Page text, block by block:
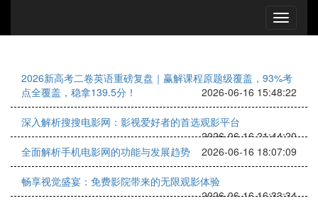
2026新高考二卷英语重磅复盘｜赢解课程原题级覆盖，93%考
点全覆盖，稳拿139.5分！
2026-06-16 15:48:22
深入解析搜搜电影网：影视爱好者的首选观影平台
2026-06-16 21:44:20
全面解析手机电影网的功能与发展趋势
2026-06-16 18:07:09
畅享视觉盛宴：免费影院带来的无限观影体验
2026-06-16 16:33:34